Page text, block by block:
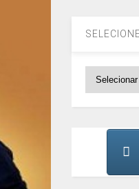
CANTORES